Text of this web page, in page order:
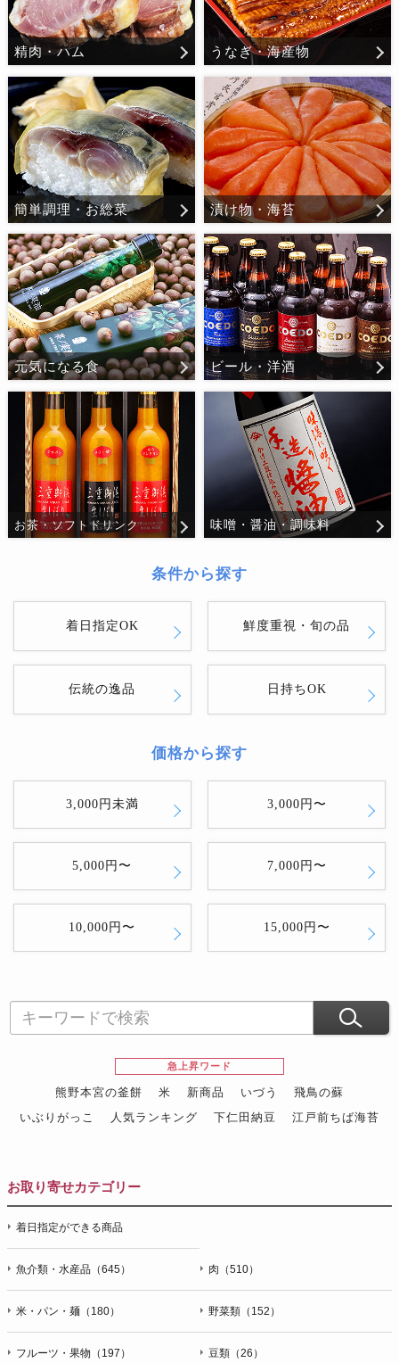
精肉・ハム うなぎ・海産物
簡単調理・お総菜 漬け物・海苔
元気になる食 ビール・洋酒
お茶・ソフトドリンク 味噌・醤油・調味料
条件から探す
着日指定OK 鮮度重視・旬の品
伝統の逸品 日持ちOK
価格から探す
3,000円未満 3,000円〜
5,000円〜 7,000円〜
10,000円〜 15,000円〜
急上昇ワード
熊野本宮の釜餅 米 新商品 いづう
飛鳥の蘇
いぶりがっこ
人気ランキング 下仁田納豆
江戸前ちば海苔
お取り寄せカテゴリー
着日指定ができる商品
魚介類・水産品（645） 肉（510）
米・パン・麺（180） 野菜類（152）
フルーツ・果物（197） 豆類（26）